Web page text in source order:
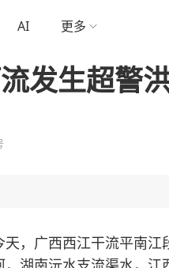
AI 更多
发生超警
，广西西江干流平南江